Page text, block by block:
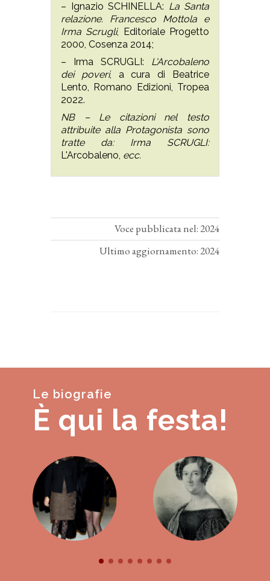
– Ignazio SCHINELLA: La Santa
relazione. Francesco Mottola e
Irma Scrugli, Editoriale Progetto
2000, Cosenza 2014;
– Irma SCRUGLI: L'Arcobaleno
dei poveri, a cura di Beatrice
Lento, Romano Edizioni, Tropea
2022.
NB – Le citazioni nel testo
attribuite alla Protagonista sono
tratte da: Irma SCRUGLI:
L'Arcobaleno, ecc.
Voce pubblicata nel: 2024
Ultimo aggiornamento: 2024
Le biografie
È qui la festa!